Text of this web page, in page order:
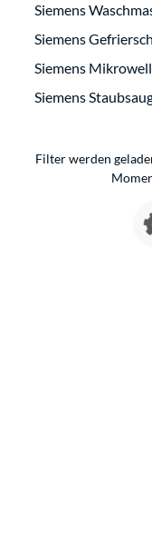
Siemens
Siemens
Siemens
Siemens
Filter werden